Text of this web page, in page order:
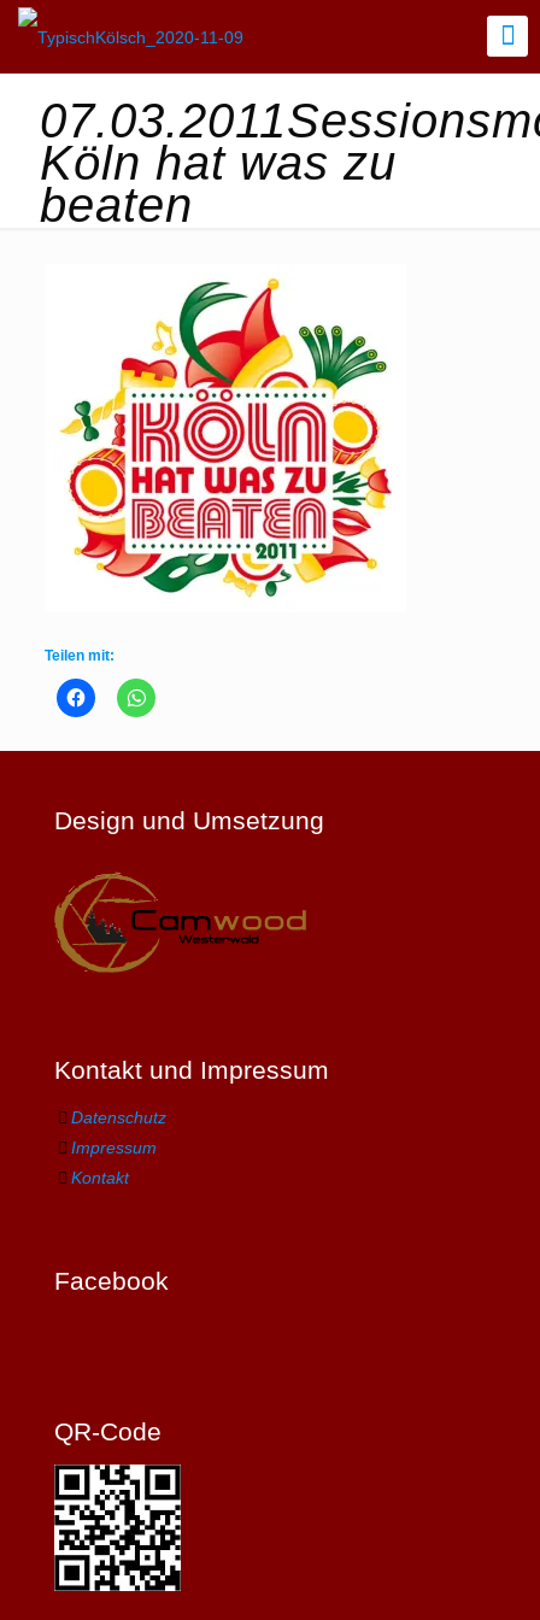
Köln hat was zu
beaten
Teilen mit:
Design und Umsetzung
Kontakt und Impressum
Datenschutz
Impressum
Kontakt
Facebook
QR-Code